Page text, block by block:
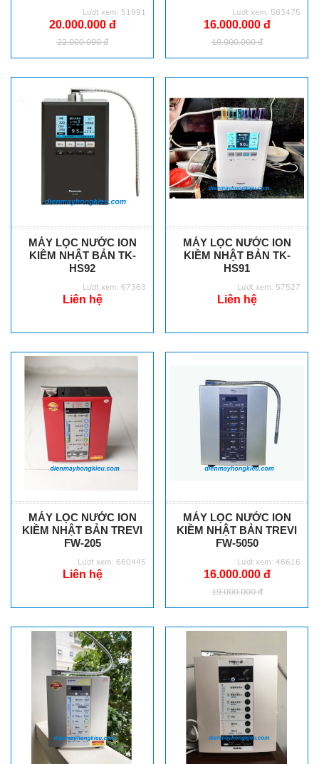
Lượt xem: 51991
20.000.000 đ
22.000.000 đ
Lượt xem: 583475
16.000.000 đ
18.000.000 đ
MÁY LỌC NƯỚC ION
KIỀM NHẬT BẢN TK-
HS92
Lượt xem: 67363
Liên hệ
MÁY LỌC NƯỚC ION
KIỀM NHẬT BẢN TK-
HS91
Lượt xem: 57527
Liên hệ
MÁY LỌC NƯỚC ION
KIỀM NHẬT BẢN TREVI
FW-205
Lượt xem: 660445
Liên hệ
MÁY LỌC NƯỚC ION
KIỀM NHẬT BẢN TREVI
FW-5050
Lượt xem: 46616
16.000.000 đ
19.000.000 đ